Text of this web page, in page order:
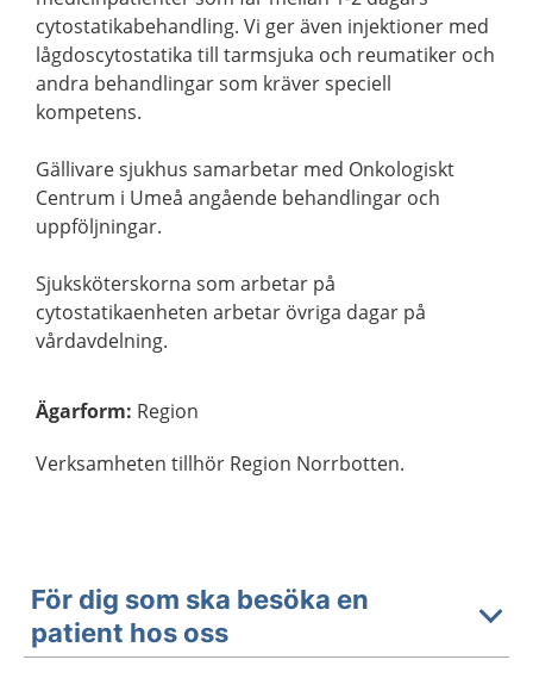
cytostatikabehandling. Vi ger även injektioner med
lågdoscytostatika till tarmsjuka och reumatiker och
andra behandlingar som kräver speciell
kompetens.
Gällivare sjukhus samarbetar med Onkologiskt
Centrum i Umeå angående behandlingar och
uppföljningar.
Sjuksköterskorna som arbetar på
cytostatikaenheten arbetar övriga dagar på
vårdavdelning.
Ägarform: Region
Verksamheten tillhör Region Norrbotten.
För dig som ska besöka en
patient hos oss